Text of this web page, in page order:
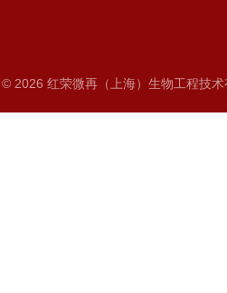
© 2026 红荣微再（上海）生物工程技